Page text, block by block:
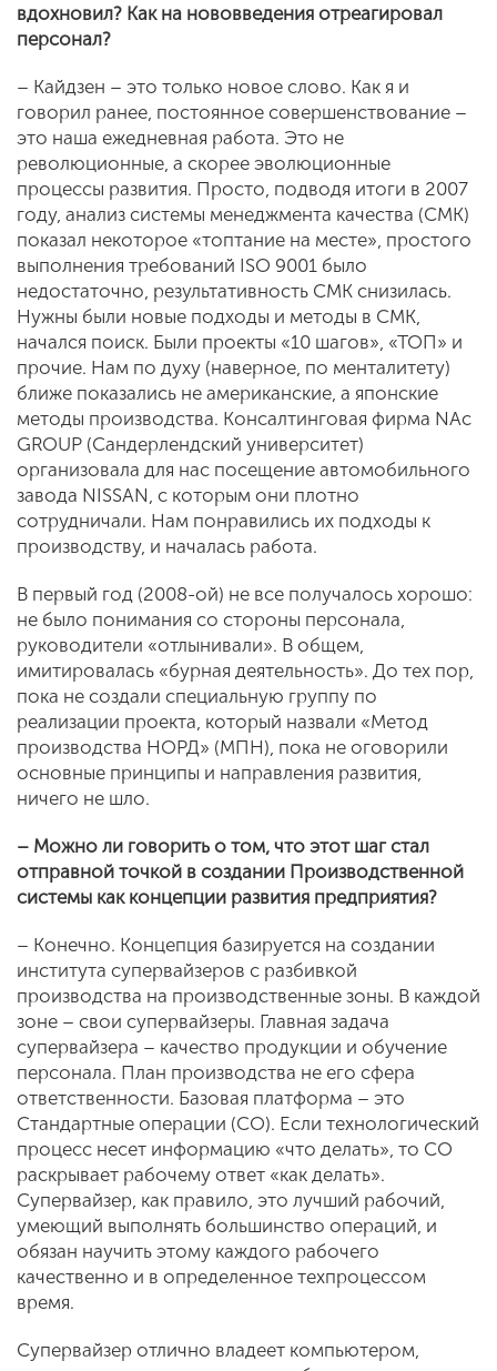
вдохновил? Как на нововведения отреагировал
персонал?
– Кайдзен – это только новое слово. Как я и
говорил ранее, постоянное совершенствование –
это наша ежедневная работа. Это не
революционные, а скорее эволюционные
процессы развития. Просто, подводя итоги в 2007
году, анализ системы менеджмента качества (СМК)
показал некоторое «топтание на месте», простого
выполнения требований ISO 9001 было
недостаточно, результативность СМК снизилась.
Нужны были новые подходы и методы в СМК,
начался поиск. Были проекты «10 шагов», «ТОП» и
прочие. Нам по духу (наверное, по менталитету)
ближе показались не американские, а японские
методы производства. Консалтинговая фирма NAc
GROUP (Сандерлендский университет)
организовала для нас посещение автомобильного
завода NISSAN, с которым они плотно
сотрудничали. Нам понравились их подходы к
производству, и началась работа.
В первый год (2008-ой) не все получалось хорошо:
не было понимания со стороны персонала,
руководители «отлынивали». В общем,
имитировалась «бурная деятельность». До тех пор,
пока не создали специальную группу по
реализации проекта, который назвали «Метод
производства НОРД» (МПН), пока не оговорили
основные принципы и направления развития,
ничего не шло.
– Можно ли говорить о том, что этот шаг стал
отправной точкой в создании Производственной
системы как концепции развития предприятия?
– Конечно. Концепция базируется на создании
института супервайзеров с разбивкой
производства на производственные зоны. В каждой
зоне – свои супервайзеры. Главная задача
супервайзера – качество продукции и обучение
персонала. План производства не его сфера
ответственности. Базовая платформа – это
Стандартные операции (СО). Если технологический
процесс несет информацию «что делать», то СО
раскрывает рабочему ответ «как делать».
Супервайзер, как правило, это лучший рабочий,
умеющий выполнять большинство операций, и
обязан научить этому каждого рабочего
качественно и в определенное техпроцессом
время.
Супервайзер отлично владеет компьютером,